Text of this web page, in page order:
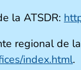
la ATSDR:
regional de
index.html.